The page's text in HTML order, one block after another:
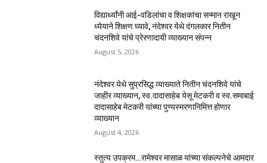
विद्यार्थ्यांनी आई-वडिलांचा व शिक्षकांचा सन्मान राखून
ध्येयाने शिक्षण घ्यावे, नंदेश्वर येथे दंगलकार नितीन
चंदनशिवे यांचे प्रेरणादायी व्याख्यान संपन्न
August 5, 2026
नंदेश्वर येथे सुप्रसिद्ध व्याख्याते नितीन चंदनशिवे यांचे
जाहीर व्याख्यान, स्व.दादासाहेब येसू मेटकरी व स्व.समाबाई
दादासाहेब मेटकरी यांच्या पुण्यस्मरणानिमित्त होणार
व्याख्यान
August 4, 2026
स्तुत्य उपक्रम…रामेश्वर मासाळ यांच्या संकल्पनेचे आमदार